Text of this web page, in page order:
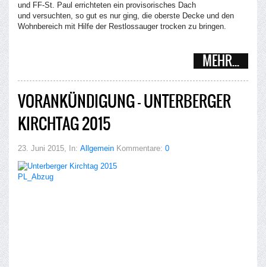
und FF-St. Paul errichteten ein provisorisches Dach
und versuchten, so gut es nur ging, die oberste Decke und den
Wohnbereich mit Hilfe der Restlossauger trocken zu bringen.
MEHR...
VORANKÜNDIGUNG – UNTERBERGER
KIRCHTAG 2015
23. Juni 2015, In: Allgemein Kommentare: 0